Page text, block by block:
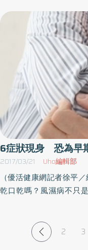
這類人工水晶體可以有
視覺品質下降，尤其影
工水晶體可供選擇，有
視網膜，也有人工水晶
體則可減少對老花眼鏡
論選擇適合人工水晶體
輝醫師也提醒，民眾接
要用太陽眼鏡保護眼睛
物，也要避免風沙進入
發症風險。 （文章授權
緊緻光澤、頭髮的柔軟
都會因為自律神經的平
果要說明它的來龍去脈
點：1） 女性激素的分
內分泌系統，也就是各
多女性激素當中的雌激
激素，就能提升肌膚和
為女性激素分泌變得規
痛等煩惱，這對美容也
會變好，皮膚會變美。
眠，睡眠中的生長激素會
造的」，生長激素是修復
色。也就是說，每天讓
美麗的肌膚。3） 血液
過，自律神經的平衡變
讓氧氣和營養傳達到末
維持在最佳狀態。此外
6症狀現身 恐為早
2017/03/21 Uho編輯部
（優活健康網記者徐平
乾口乾嗎？風濕病不只
患者自己的體內組織反
病。病徵包括水種、發
2 3